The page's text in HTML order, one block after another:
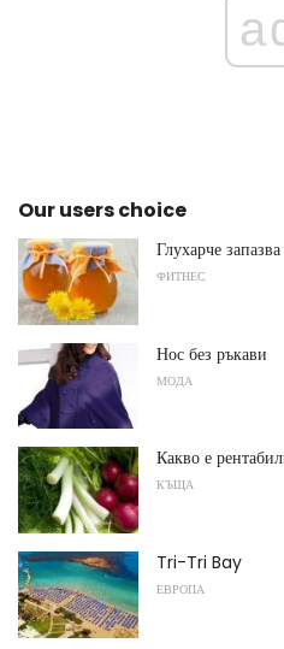
Our users choice
Глухарче
ФИТНЕС
Нос без ръкави
МОДА
Какво е
КЪЩА
Tri-Tri Bay
ЕВРОПА